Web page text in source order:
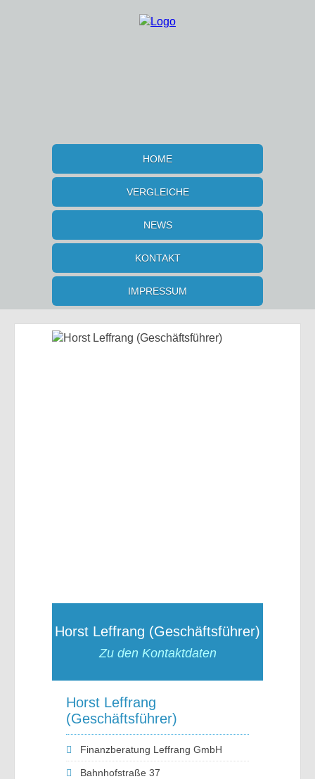
HOME
VERGLEICHE
NEWS
KONTAKT
IMPRESSUM
Horst Leffrang (Geschäftsführer)
Zu den Kontaktdaten
Horst Leffrang
(Geschäftsführer)
Finanzberatung Leffrang GmbH
Bahnhofstraße 37